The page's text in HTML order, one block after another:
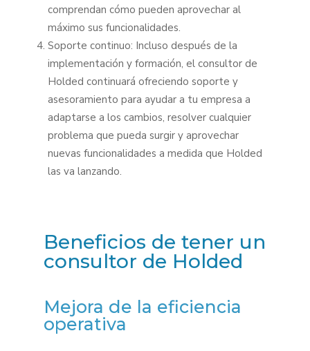
comprendan cómo pueden aprovechar al
máximo sus funcionalidades.
Soporte continuo: Incluso después de la
implementación y formación, el consultor de
Holded continuará ofreciendo soporte y
asesoramiento para ayudar a tu empresa a
adaptarse a los cambios, resolver cualquier
problema que pueda surgir y aprovechar
nuevas funcionalidades a medida que Holded
las va lanzando.
Beneficios de tener un
consultor de Holded
Mejora de la eficiencia
operativa